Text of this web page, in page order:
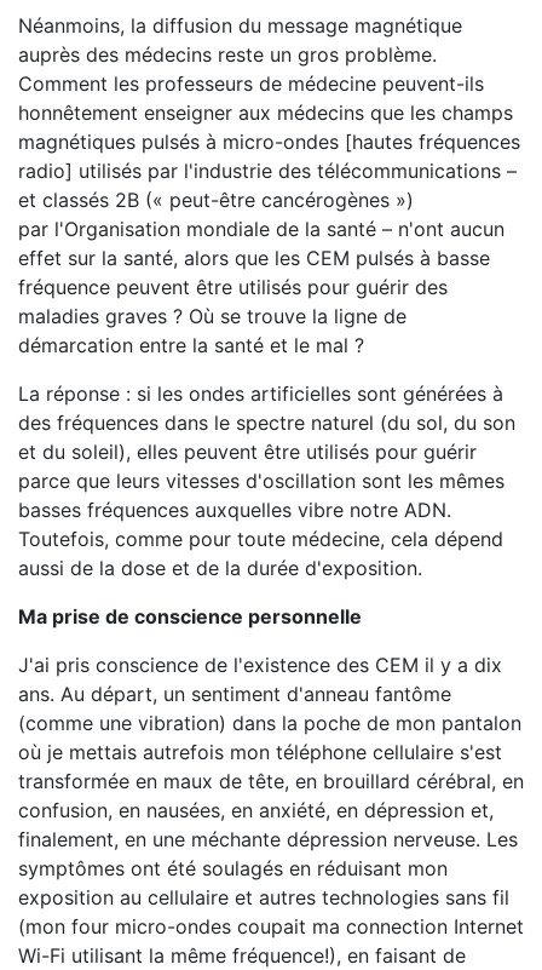
Néanmoins, la diffusion du message magnétique
auprès des médecins reste un gros problème.
Comment les professeurs de médecine peuvent-ils
honnêtement enseigner aux médecins que les champs
magnétiques pulsés à micro-ondes [hautes fréquences
radio] utilisés par l'industrie des télécommunications –
et classés 2B (« peut-être cancérogènes »)
par l'Organisation mondiale de la santé – n'ont aucun
effet sur la santé, alors que les CEM pulsés à basse
fréquence peuvent être utilisés pour guérir des
maladies graves ? Où se trouve la ligne de
démarcation entre la santé et le mal ?
La réponse : si les ondes artificielles sont générées à
des fréquences dans le spectre naturel (du sol, du son
et du soleil), elles peuvent être utilisés pour guérir
parce que leurs vitesses d'oscillation sont les mêmes
basses fréquences auxquelles vibre notre ADN.
Toutefois, comme pour toute médecine, cela dépend
aussi de la dose et de la durée d'exposition.
Ma prise de conscience personnelle
J'ai pris conscience de l'existence des CEM il y a dix
ans. Au départ, un sentiment d'anneau fantôme
(comme une vibration) dans la poche de mon pantalon
où je mettais autrefois mon téléphone cellulaire s'est
transformée en maux de tête, en brouillard cérébral, en
confusion, en nausées, en anxiété, en dépression et,
finalement, en une méchante dépression nerveuse. Les
symptômes ont été soulagés en réduisant mon
exposition au cellulaire et autres technologies sans fil
(mon four micro-ondes coupait ma connection Internet
Wi-Fi utilisant la même fréquence!), en faisant de